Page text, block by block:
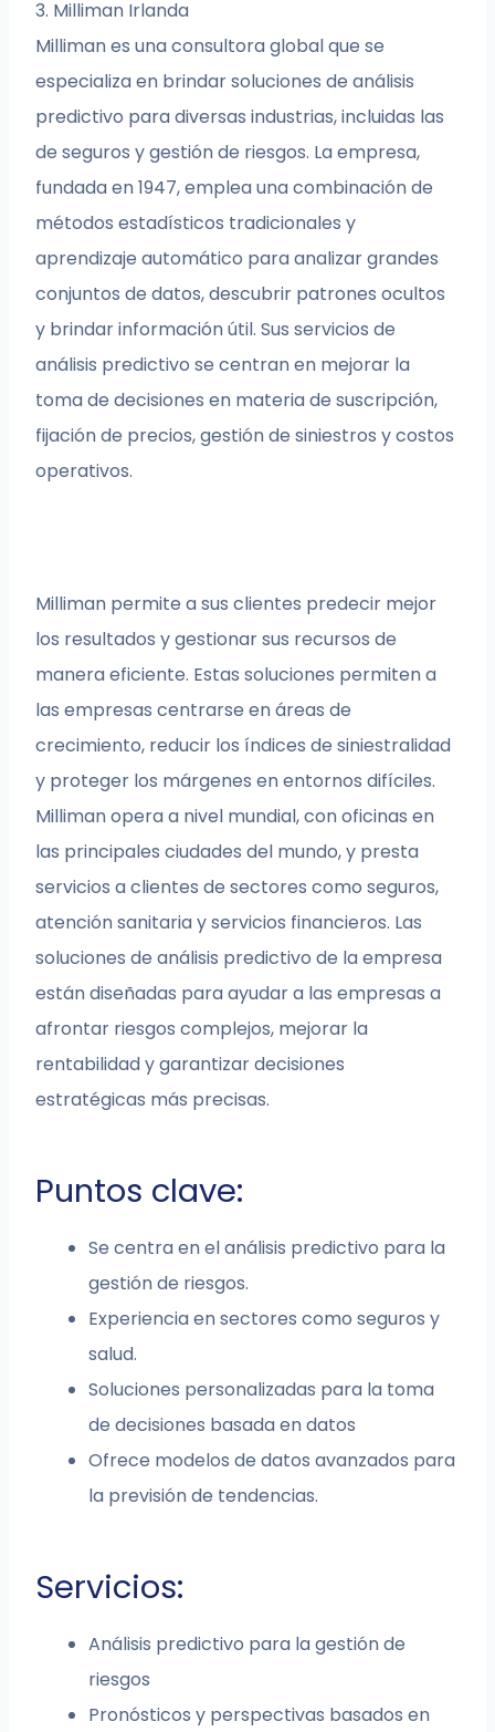
3. Milliman Irlanda
Milliman es una consultora global que se
especializa en brindar soluciones de análisis
predictivo para diversas industrias, incluidas las
de seguros y gestión de riesgos. La empresa,
fundada en 1947, emplea una combinación de
métodos estadísticos tradicionales y
aprendizaje automático para analizar grandes
conjuntos de datos, descubrir patrones ocultos
y brindar información útil. Sus servicios de
análisis predictivo se centran en mejorar la
toma de decisiones en materia de suscripción,
fijación de precios, gestión de siniestros y costos
operativos.
Milliman permite a sus clientes predecir mejor
los resultados y gestionar sus recursos de
manera eficiente. Estas soluciones permiten a
las empresas centrarse en áreas de
crecimiento, reducir los índices de siniestralidad
y proteger los márgenes en entornos difíciles.
Milliman opera a nivel mundial, con oficinas en
las principales ciudades del mundo, y presta
servicios a clientes de sectores como seguros,
atención sanitaria y servicios financieros. Las
soluciones de análisis predictivo de la empresa
están diseñadas para ayudar a las empresas a
afrontar riesgos complejos, mejorar la
rentabilidad y garantizar decisiones
estratégicas más precisas.
Puntos clave:
Se centra en el análisis predictivo para la
gestión de riesgos.
Experiencia en sectores como seguros y
salud.
Soluciones personalizadas para la toma
de decisiones basada en datos
Ofrece modelos de datos avanzados para
la previsión de tendencias.
Servicios:
Análisis predictivo para la gestión de
riesgos
Pronósticos y perspectivas basados en